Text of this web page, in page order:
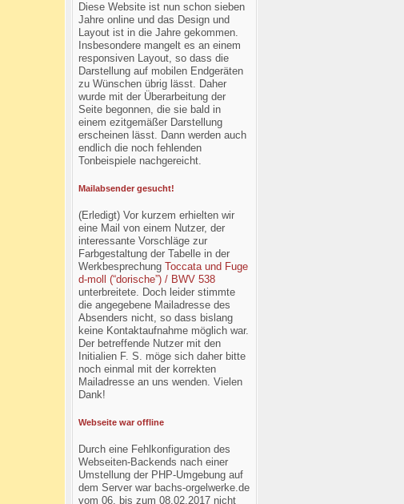
Diese Website ist nun schon sieben
Jahre online und das Design und
Layout ist in die Jahre gekommen.
Insbesondere mangelt es an einem
responsiven Layout, so dass die
Darstellung auf mobilen Endgeräten
zu Wünschen übrig lässt. Daher
wurde mit der Überarbeitung der
Seite begonnen, die sie bald in
einem ezitgemäßer Darstellung
erscheinen lässt. Dann werden auch
endlich die noch fehlenden
Tonbeispiele nachgereicht.
Mailabsender gesucht!
(Erledigt) Vor kurzem erhielten wir
eine Mail von einem Nutzer, der
interessante Vorschläge zur
Farbgestaltung der Tabelle in der
Werkbesprechung Toccata und Fuge
d-moll (“dorische”) / BWV 538
unterbreitete. Doch leider stimmte
die angegebene Mailadresse des
Absenders nicht, so dass bislang
keine Kontaktaufnahme möglich war.
Der betreffende Nutzer mit den
Initialien F. S. möge sich daher bitte
noch einmal mit der korrekten
Mailadresse an uns wenden. Vielen
Dank!
Webseite war offline
Durch eine Fehlkonfiguration des
Webseiten-Backends nach einer
Umstellung der PHP-Umgebung auf
dem Server war bachs-orgelwerke.de
vom 06. bis zum 08.02.2017 nicht